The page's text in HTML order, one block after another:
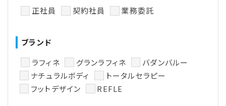
正社員
契約社員 業務委託
ブランド
ラフィネ
グランラフィネ
バダンバルー
ナチュラルボディ
トータルセラピー
フットデザイン
REFLE